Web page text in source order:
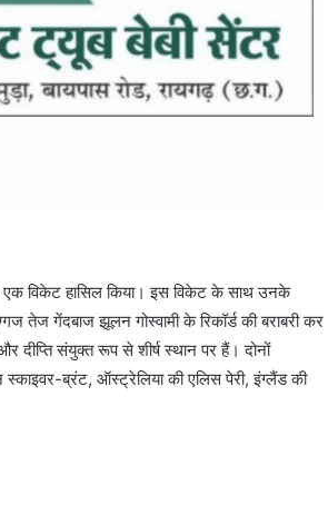
विकेट हासिल किया। इस विकेट के साथ उनके
तेज गेंदबाज झूलन गोस्वामी के रिकॉर्ड की बराबरी कर
संयुक्त रूप से शीर्ष स्थान पर हैं। दोनों
ब्रंट, ऑस्ट्रेलिया की एलिस पेरी, इंग्लैंड की